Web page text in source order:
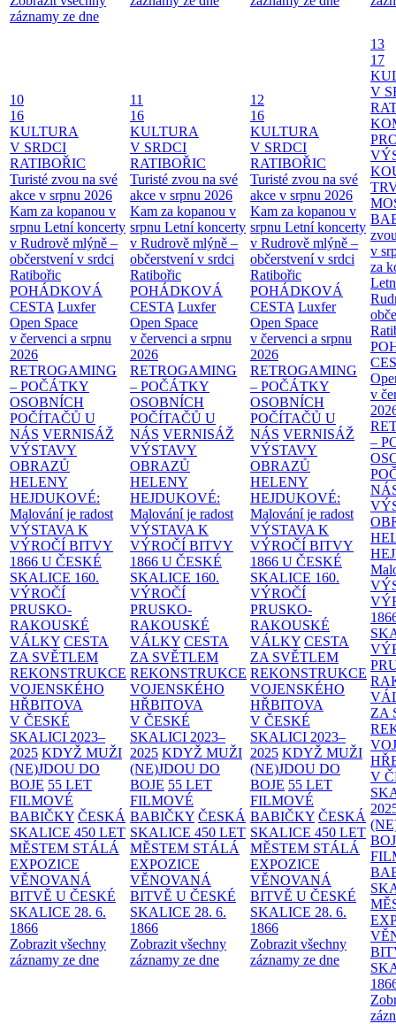
záznamy ze dne
10
16
KULTURA
V SRDCI
RATIBOŘIC
Turisté zvou na své
akce v srpnu 2026
Kam za kopanou v
srpnu Letní koncerty
v Rudrově mlýně –
občerstvení v srdci
Ratibořic
POHÁDKOVÁ
CESTA Luxfer
Open Space
v červenci a srpnu
2026
RETROGAMING
– POČÁTKY
OSOBNÍCH
POČÍTAČŮ U
NÁS VERNISÁŽ
VÝSTAVY
OBRAZŮ
HELENY
HEJDUKOVÉ:
Malování je radost
VÝSTAVA K
VÝROČÍ BITVY
1866 U ČESKÉ
SKALICE 160.
VÝROČÍ
PRUSKO-
RAKOUSKÉ
VÁLKY CESTA
ZA SVĚTLEM
REKONSTRUKCE
VOJENSKÉHO
HŘBITOVA
V ČESKÉ
SKALICI 2023–
2025 KDYŽ MUŽI
(NE)JDOU DO
BOJE 55 LET
FILMOVÉ
BABIČKY ČESKÁ
SKALICE 450 LET
MĚSTEM STÁLÁ
EXPOZICE
VĚNOVANÁ
BITVĚ U ČESKÉ
SKALICE 28. 6.
1866
Zobrazit všechny
záznamy ze dne
11
16
KULTURA
V SRDCI
RATIBOŘIC
Turisté zvou na své
akce v srpnu 2026
Kam za kopanou v
srpnu Letní koncerty
v Rudrově mlýně –
občerstvení v srdci
Ratibořic
POHÁDKOVÁ
CESTA Luxfer
Open Space
v červenci a srpnu
2026
RETROGAMING
– POČÁTKY
OSOBNÍCH
POČÍTAČŮ U
NÁS VERNISÁŽ
VÝSTAVY
OBRAZŮ
HELENY
HEJDUKOVÉ:
Malování je radost
VÝSTAVA K
VÝROČÍ BITVY
1866 U ČESKÉ
SKALICE 160.
VÝROČÍ
PRUSKO-
RAKOUSKÉ
VÁLKY CESTA
ZA SVĚTLEM
REKONSTRUKCE
VOJENSKÉHO
HŘBITOVA
V ČESKÉ
SKALICI 2023–
2025 KDYŽ MUŽI
(NE)JDOU DO
BOJE 55 LET
FILMOVÉ
BABIČKY ČESKÁ
SKALICE 450 LET
MĚSTEM STÁLÁ
EXPOZICE
VĚNOVANÁ
BITVĚ U ČESKÉ
SKALICE 28. 6.
1866
Zobrazit všechny
záznamy ze dne
12
16
KULTURA
V SRDCI
RATIBOŘIC
Turisté zvou na své
akce v srpnu 2026
Kam za kopanou v
srpnu Letní koncerty
v Rudrově mlýně –
občerstvení v srdci
Ratibořic
POHÁDKOVÁ
CESTA Luxfer
Open Space
v červenci a srpnu
2026
RETROGAMING
– POČÁTKY
OSOBNÍCH
POČÍTAČŮ U
NÁS VERNISÁŽ
VÝSTAVY
OBRAZŮ
HELENY
HEJDUKOVÉ:
Malování je radost
VÝSTAVA K
VÝROČÍ BITVY
1866 U ČESKÉ
SKALICE 160.
VÝROČÍ
PRUSKO-
RAKOUSKÉ
VÁLKY CESTA
ZA SVĚTLEM
REKONSTRUKCE
VOJENSKÉHO
HŘBITOVA
V ČESKÉ
SKALICI 2023–
2025 KDYŽ MUŽI
(NE)JDOU DO
BOJE 55 LET
FILMOVÉ
BABIČKY ČESKÁ
SKALICE 450 LET
MĚSTEM STÁLÁ
EXPOZICE
VĚNOVANÁ
BITVĚ U ČESKÉ
SKALICE 28. 6.
1866
Zobrazit všechny
záznamy ze dne
13
17
V
v
za
v
–
ZA
V